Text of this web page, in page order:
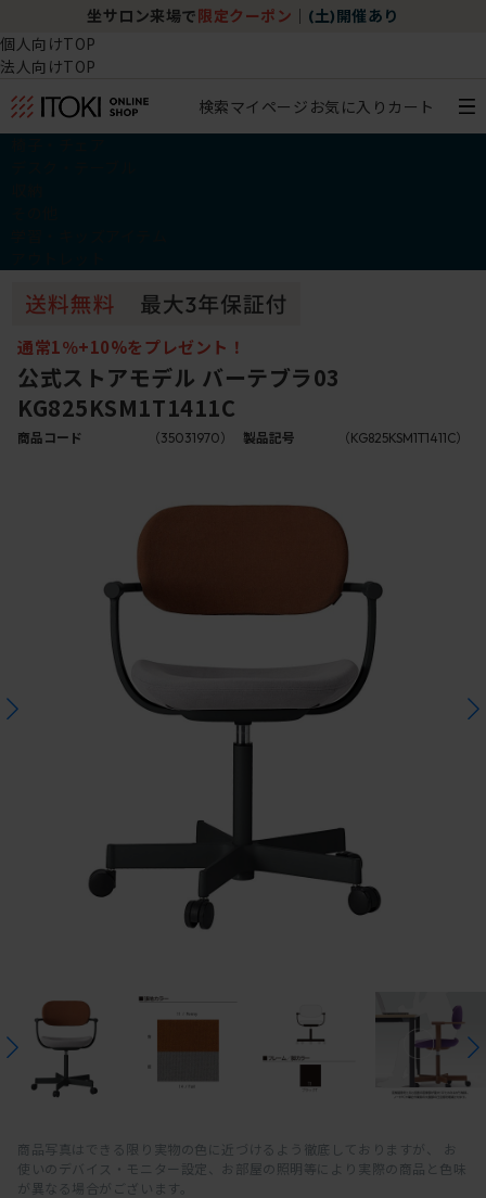
坐サロン来場で 限定クーポン (土)開催あり
個人向けTOP
法人向けTOP
検索マイページ お気に入り カート
通常1％+10%をプレゼント！
公式ストアモデル バーテブラ03
KG825KSM1T1411C
商品コード （35031970） 製品記号 （KG825KSM1T1411C）
商品写真はできる限り実物の色に近づけるよう徹底しておりますが、 お
使いのデバイス・モニター設定、お部屋の照明等により実際の商品と色味
が異なる場合がございます。